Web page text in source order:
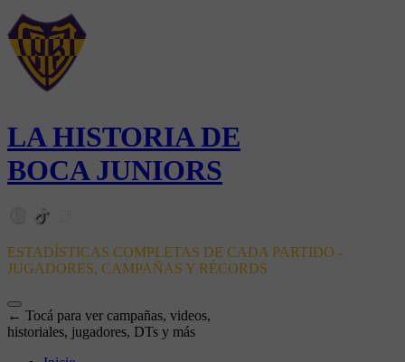
LA HISTORIA DE
BOCA JUNIORS
ESTADÍSTICAS COMPLETAS DE CADA PARTIDO -
JUGADORES, CAMPAÑAS Y RÉCORDS
← Tocá para ver campañas, videos,
historiales, jugadores, DTs y más